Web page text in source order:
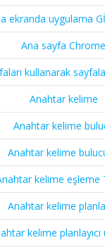
ekranda uygulama
Ana sayfa Chrome
kullanarak
Anahtar kelime
Anahtar kelime
Anahtar kelime
kelime eşleme
Anahtar kelime
kelime